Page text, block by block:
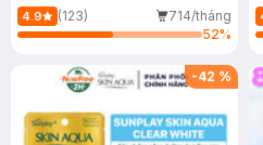
4.9 (123)
714/tháng
52%
-42 %